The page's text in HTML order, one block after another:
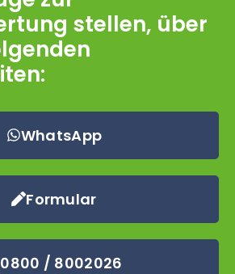
stellen, über
WhatsApp
Formular
0800 / 8002026